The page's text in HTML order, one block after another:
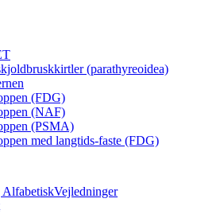
(parathyreoidea)
(FDG)
(NAF)
(PSMA)
med langtids-faste (FDG)
AlfabetiskVejledninger